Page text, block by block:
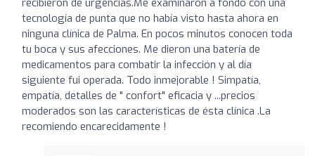
tecnología de punta que no había visto hasta ahora en
ninguna clínica de Palma. En pocos minutos conocen toda
tu boca y sus afecciones. Me dieron una batería de
medicamentos para combatir la infección y al día
siguiente fui operada. Todo inmejorable ! Simpatía,
empatía, detalles de " confort" eficacia y ...precios
moderados son las características de ésta clínica .La
recomiendo encarecidamente !